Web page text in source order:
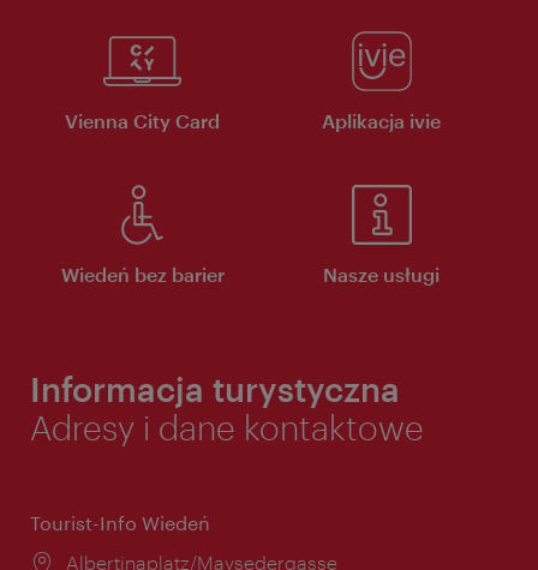
Vienna City Card Aplikacja ivie
Wiedeń bez barier Nasze usługi
Informacja turystyczna
Adresy i dane kontaktowe
Tourist-Info Wiedeń
Miejsce:
Albertinaplatz/Maysedergasse